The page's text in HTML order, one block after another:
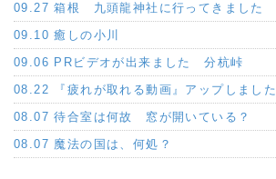
09.27 箱根 九頭龍神社に行ってきました
09.10 癒しの小川
09.06 PRビデオが出来ました 分杭峠
08.22 『疲れが取れる動画』アップしました
08.07 待合室は何故 窓が開いている？
08.07 魔法の国は、何処？